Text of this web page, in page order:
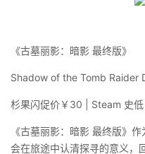
《古墓丽影：暗影 最终版》
Shadow of the Tomb Raider
杉果闪促价￥30 | Steam 史
《古墓丽影：暗影 最终版》
会在旅途中认清探寻的意义，